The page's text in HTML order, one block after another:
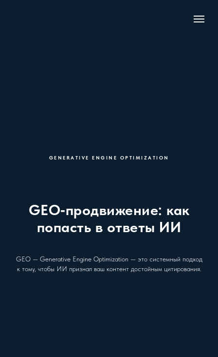
GENERATIVE ENGINE OPTIMIZATION
GEO‑продвижение: как
попасть в ответы ИИ
GEO — Generative Engine Optimization — это системный подход
к тому, чтобы ИИ признал ваш контент достойным цитирования.